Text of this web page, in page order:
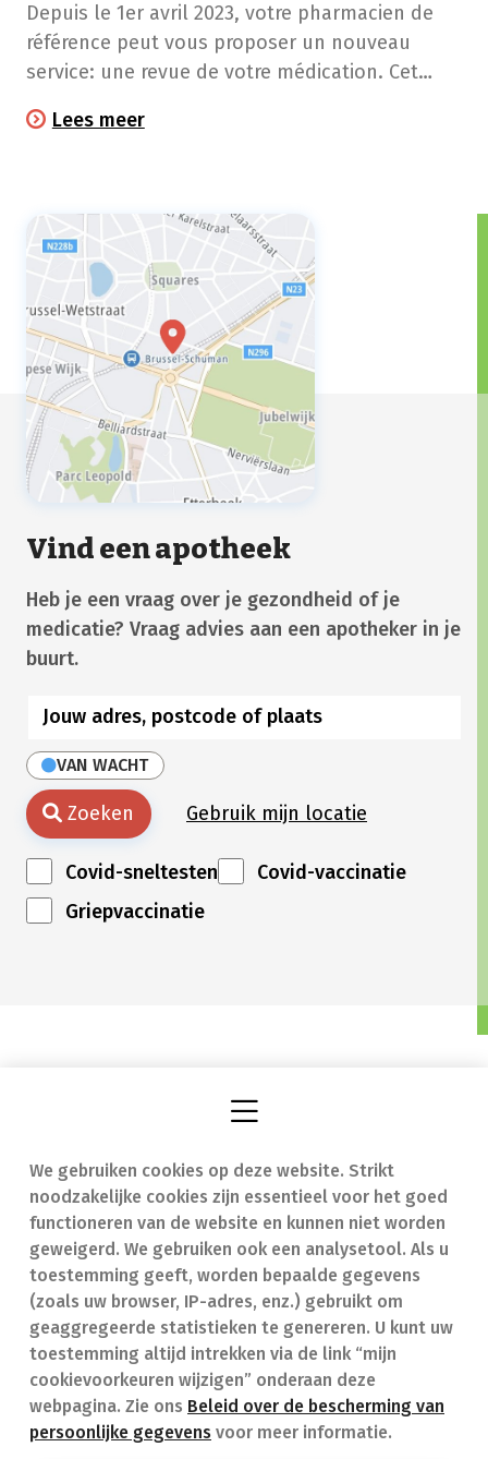
We gebruiken cookies op deze website. Strikt
noodzakelijke cookies zijn essentieel voor het goed
functioneren van de website en kunnen niet worden
geweigerd. We gebruiken ook een analysetool. Als u
toestemming geeft, worden bepaalde gegevens
(zoals uw browser, IP-adres, enz.) gebruikt om
geaggregeerde statistieken te genereren. U kunt uw
toestemming altijd intrekken via de link “mijn
cookievoorkeuren wijzigen” onderaan deze
webpagina. Zie ons Beleid over de bescherming van
persoonlijke gegevens voor meer informatie.
Depuis le 1er avril 2023, votre pharmacien de
référence peut vous proposer un nouveau
service: une revue de votre médication. Cet
entièrement remboursé par votre mutuelle.
Lees meer
Vind een apotheek
Heb je een vraag over je gezondheid of je
medicatie? Vraag advies aan een apotheker in je
buurt.
VAN WACHT
Zoeken Gebruik mijn locatie
Covid-sneltesten
Covid-vaccinatie
Griepvaccinatie
Vind een apotheek
Onze expertise
Ziekten
Geneesmiddelen
In geval van nood
Contact
Veelgestelde vragen
(FAQ)